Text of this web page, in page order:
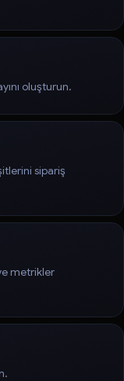
oluşturun.
sipariş
ve metrikler